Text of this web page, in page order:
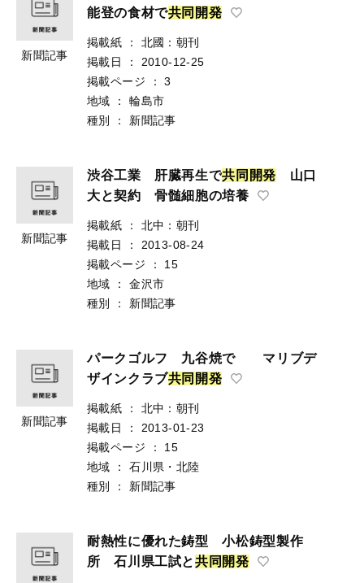
新聞記事
能登の食材で共同 開発
掲載紙 ：
北國：朝刊
掲載日
：
2010-12-25
掲載ページ
：
3
地域
：
輪島市
種別
： 新聞記事
新聞記事
渋谷工業 肝臓再生で共 同 開発 山口
大と契約 骨髄細胞の培養
掲載紙 ：
北中：朝刊
掲載日
：
2013-08-24
掲載ページ
：
15
地域
：
金沢市
種別
： 新聞記事
新聞記事
パークゴルフ 九谷焼で マリブデ
ザインクラブ共同 開発
掲載紙 ：
北中：朝刊
掲載日
：
2013-01-23
掲載ページ
：
15
地域
：
石川県・北陸
種別
： 新聞記事
耐熱性に優れた鋳型 小松鋳型製作
所 石川県工試と共 同 開発